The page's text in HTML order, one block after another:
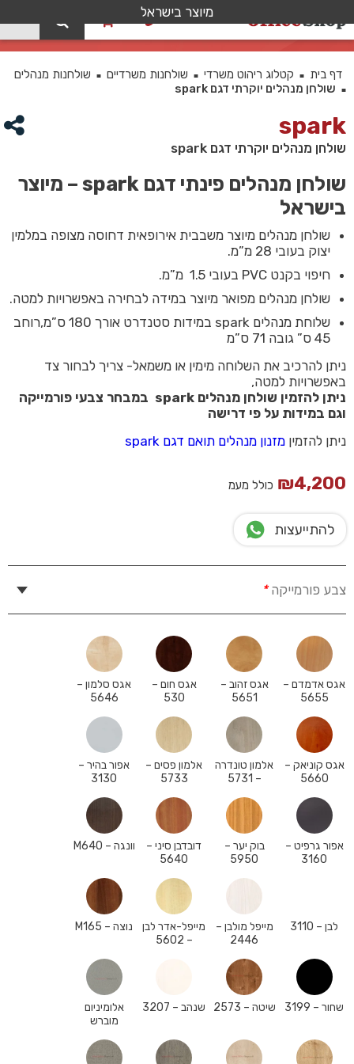
מיוצר בישראל
שולחן מנהלים יוקרתי דגם spark
דף בית ■ קטלוג ריהוט משרדי ■ שולחנות משרדיים ■ שולחנות מנהלים
■ שולחן מנהלים יוקרתי דגם spark
spark
שולחן מנהלים יוקרתי דגם spark
שולחן מנהלים פינתי דגם spark – מיוצר
בישראל
שולחן מנהלים מיוצר משבבית אירופאית דחוסה מצופה במלמין
יצוק בעובי 28 מ”מ.
חיפוי בקנט PVC בעובי 1.5 מ”מ.
שולחן מנהלים מפואר מיוצר במידה לבחירה באפשרויות למטה.
שלוחת מנהלים spark במידות סטנדרט אורך 180 ס”מ,רוחב
45 ס” גובה 71 ס”מ
ניתן להרכיב את השלוחה מימין או משמאל- צריך לבחור צד
באפשרויות למטה,
ניתן להזמין שולחן מנהלים spark במבחר צבעי פורמייקה
וגם במידות על פי דרישה
ניתן להזמין מזנון מנהלים תואם דגם spark
₪4,200 כולל מעמ
להתייעצות
צבע פורמייקה*
אגס אדמדם –
5655
אגס זהוב –
5651
אגס חום –
530
אגס סלמון –
5646
אגס קוניאק –
5660
אלמון טונדרה
– 5731
אלמון פסים –
5733
אפור בהיר –
3130
אפור גרפיט –
3160
בוק יער –
5950
דובדבן סיני –
5640
וונגה – M640
לבן – 3110
מייפל מולבן –
2446
מייפל-אדר לבן
– 5602
נוצה – M165
שחור – 3199 שיטה – 2573 שנהב – 3207
אלומיניום
מוברש